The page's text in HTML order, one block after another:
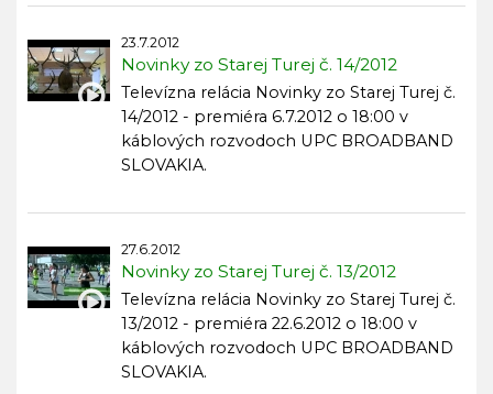
23.7.2012
Novinky zo Starej Turej č. 14/2012
Televízna relácia Novinky zo Starej Turej č.
14/2012 - premiéra 6.7.2012 o 18:00 v
káblových rozvodoch UPC BROADBAND
SLOVAKIA.
27.6.2012
Novinky zo Starej Turej č. 13/2012
Televízna relácia Novinky zo Starej Turej č.
13/2012 - premiéra 22.6.2012 o 18:00 v
káblových rozvodoch UPC BROADBAND
SLOVAKIA.